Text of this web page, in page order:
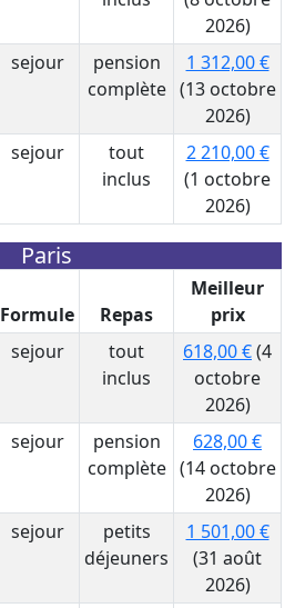
2026)
sejour
pension
complète
1 312,00 €
(13 octobre
2026)
sejour
tout
inclus
2 210,00 €
(1 octobre
2026)
Paris
Formule Repas
Meilleur
prix
sejour
tout
inclus
618,00 €(4
octobre
2026)
sejour
pension
complète
628,00 €
(14 octobre
2026)
sejour
petits
déjeuners
1 501,00 €
(31 août
2026)